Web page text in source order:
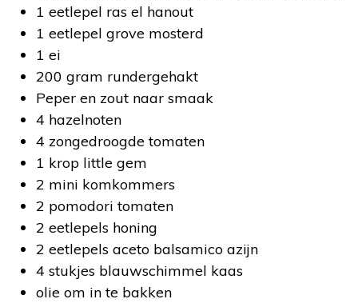
1 eetlepel ras el hanout
1 eetlepel grove mosterd
1 ei
200 gram rundergehakt
Peper en zout naar smaak
4 hazelnoten
4 zongedroogde tomaten
1 krop little gem
2 mini komkommers
2 pomodori tomaten
2 eetlepels honing
2 eetlepels aceto balsamico azijn
4 stukjes blauwschimmel kaas
olie om in te bakken